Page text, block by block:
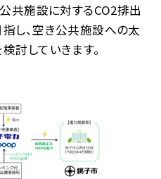
共施設に対するCO2排出
し、空き公共施設への太
討していきます。